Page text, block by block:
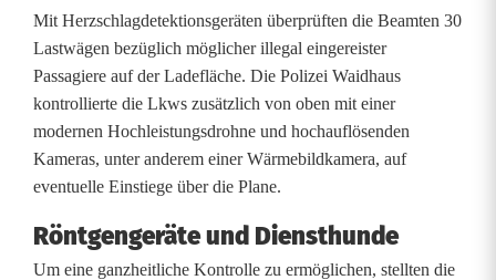
H
i
g
h
t
e
c
Mit Herzschlagdetektionsgeräten überprüften die Beamten 30
Lastwägen bezüglich möglicher illegal eingereister
Passagiere auf der Ladefläche. Die Polizei Waidhaus
kontrollierte die Lkws zusätzlich von oben mit einer
modernen Hochleistungsdrohne und hochauflösenden
Kameras, unter anderem einer Wärmebildkamera, auf
eventuelle Einstiege über die Plane.
Röntgengeräte und Diensthunde
Um eine ganzheitliche Kontrolle zu ermöglichen, stellten die